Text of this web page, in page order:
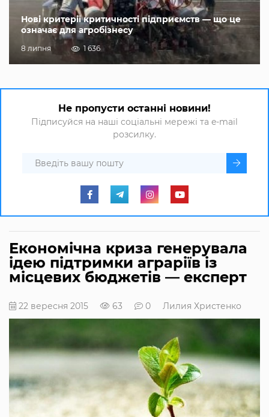
Нові критерії критичності підприємств — що це
означає для агробізнесу
8 липня 1 636
Не пропусти останні новини!
Підписуйся на наші соціальні мережі та e-mail
розсилку.
Економічна криза генерувала
ідею підтримки аграріїв із
місцевих бюджетів — експерт
22 вересня 2015 63 0 Лилия Христенко